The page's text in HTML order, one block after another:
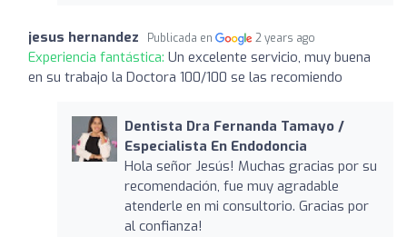
jesus hernandez Publicada en 2 years ago
Experiencia fantástica: Un excelente servicio, muy buena
en su trabajo la Doctora 100/100 se las recomiendo
Dentista Dra Fernanda Tamayo /
Especialista En Endodoncia
Hola señor Jesús! Muchas gracias por su
recomendación, fue muy agradable
atenderle en mi consultorio. Gracias por
al confianza!